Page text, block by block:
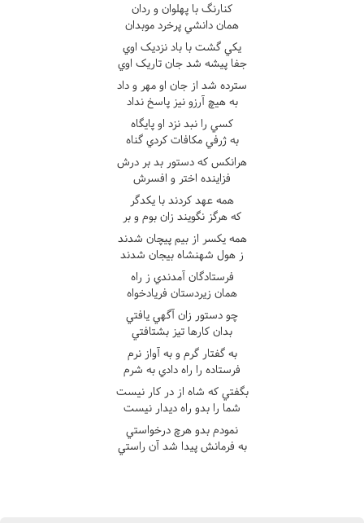
کنارنگ با پهلوان و ردان
همان دانشي پرخرد موبدان
يکي گشت با باد نزديک اوي
جفا پيشه شد جان تاريک اوي
سترده شد از جان او مهر و داد
به هيچ آرزو نيز پاسخ نداد
کسي را نبد نزد او پايگاه
به ژرفي مکافات کردي گناه
هرانکس که دستور بد بر درش
فزاينده اختر و افسرش
همه عهد کردند با يکدگر
که هرگز نگويند زان بوم و بر
همه يکسر از بيم پيچان شدند
ز هول شهنشاه بيجان شدند
فرستادگان آمدندي ز راه
همان زيردستان فريادخواه
چو دستور زان آگهي يافتي
بدان کارها تيز بشتافتي
به گفتار گرم و به آواز نرم
فرستاده را راه دادي به شرم
بگفتي که شاه از در کار نيست
شما را بدو راه ديدار نيست
نمودم بدو هرچ درخواستي
به فرمانش پيدا شد آن راستي